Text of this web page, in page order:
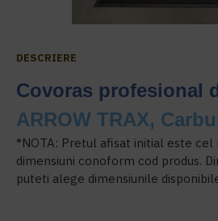
DESCRIERE
Covoras profesional
ARROW TRAX,
*NOTA: Pretul afisat initial este cel
dimensiuni conoform cod produs.
puteti alege dimensiunile